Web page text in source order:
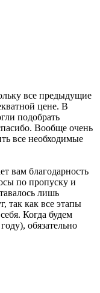
все предыдущие
цене. В
подобрать
Вообще очень
все необходимые
вам благодарность
по пропуску и
лишь
так как все этапы
Когда будем
обязательно